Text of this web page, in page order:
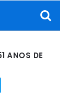
ANOS DE